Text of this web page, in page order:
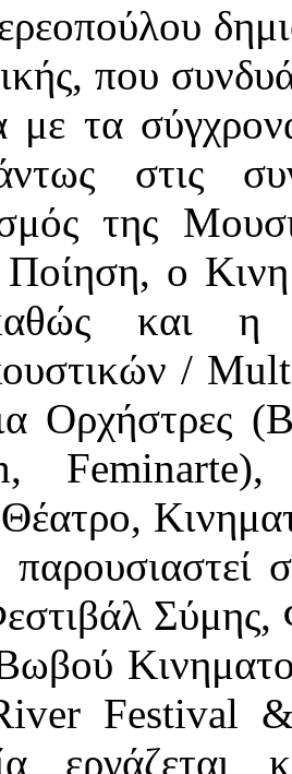
που
με τα
στις
της
ο
και η
/
Ορχήστρες
Σύμης,
Festival
εργάζεται